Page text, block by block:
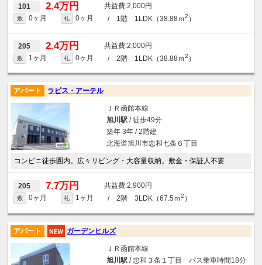
101 2.4万円 2,000円
敷 0ヶ月 礼 0ヶ月 / 1階 1LDK（38.88ｍ2 ）
205 2.4万円 2,000円
敷 1ヶ月 礼 0ヶ月 / 2階 1LDK（38.88ｍ2 ）
アパート ラピス・アーテル
ＪＲ函館本線
旭川駅/ 徒歩49分
築年 3年 / 2階建
北海道旭川市忠和七条６丁目
コンビニ徒歩圏内。広々リビング・大容量収納。敷金・保証人不要
205 7.7万円 2,900円
敷 0ヶ月 礼 1ヶ月 / 2階 3LDK（67.5ｍ2 ）
アパート ガーデンヒルズ
ＪＲ函館本線
旭川駅/ 忠和３条１丁目 バス乗車時間18分